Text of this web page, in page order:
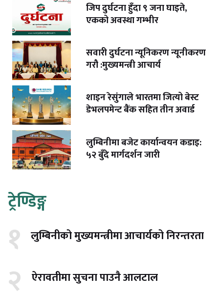
जिप दुर्घटना हुँदा ९ जना घाइते,
एकको अवस्था गम्भीर
सवारी दुर्घटना न्यूनिकरण न्यूनीकरण
गरौ :मुख्यमन्त्री आचार्य
शाइन रेसुंगाले भारतमा जित्यो बेस्ट
डेभलपमेन्ट बैंक सहित तीन अवार्ड
लुम्बिनीमा बजेट कार्यान्वयन कडाइ:
५२ बुँदे मार्गदर्शन जारी
ट्रेण्डिङ्ग
१ लुम्बिनीको मुख्यमन्त्रीमा आचार्यको निरन्तरता
२ ऐरावतीमा सुचना पाउनै आलटाल